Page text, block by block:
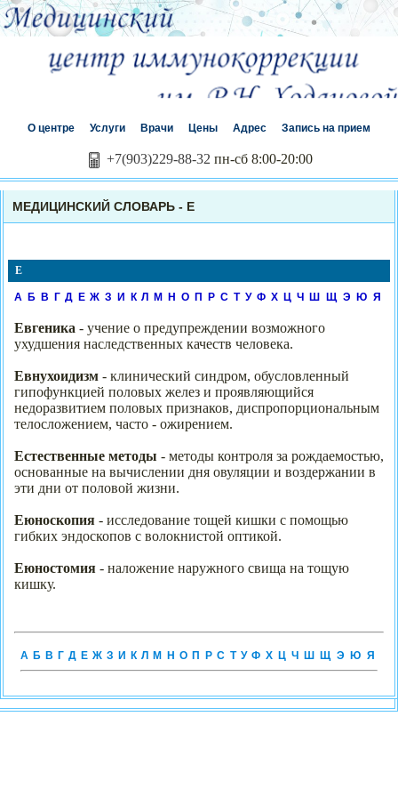
О центре Услуги Врачи Цены Адрес Запись на прием
+7(903)229-88-32 пн-сб 8:00-20:00
МЕДИЦИНСКИЙ СЛОВАРЬ - Е
Е
А Б В Г Д Е Ж З И К Л М Н О П Р С Т У Ф Х Ц Ч Ш Щ Э Ю Я
Евгеника - учение о предупреждении возможного
ухудшения наследственных качеств человека.
Евнухоидизм - клинический синдром, обусловленный
гипофункцией половых желез и проявляющийся
недоразвитием половых признаков, диспропорциональным
телосложением, часто - ожирением.
Естественные методы - методы контроля за рождаемостью,
основанные на вычислении дня овуляции и воздержании в
эти дни от половой жизни.
Еюноскопия - исследование тощей кишки с помощью
гибких эндоскопов с волокнистой оптикой.
Еюностомия - наложение наружного свища на тощую
кишку.
А Б В Г Д Е Ж З И К Л М Н О П Р С Т У Ф Х Ц Ч Ш Щ Э Ю Я